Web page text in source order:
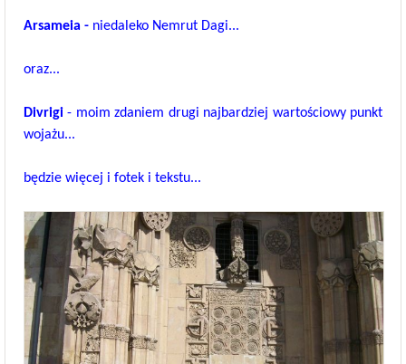
Arsameia - niedaleko Nemrut Dagi...
oraz...
Divrigi- moim zdaniem drugi najbardziej wartościowy punkt
wojażu...
będzie więcej i fotek i tekstu...